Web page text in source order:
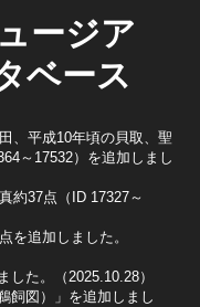
ージア
ベース
、平成10年頃の貝取、聖
～17532）を追加しまし
約37点（ID 17327～
を追加しました。
した。（2025.10.28）
飼図）」を追加しまし